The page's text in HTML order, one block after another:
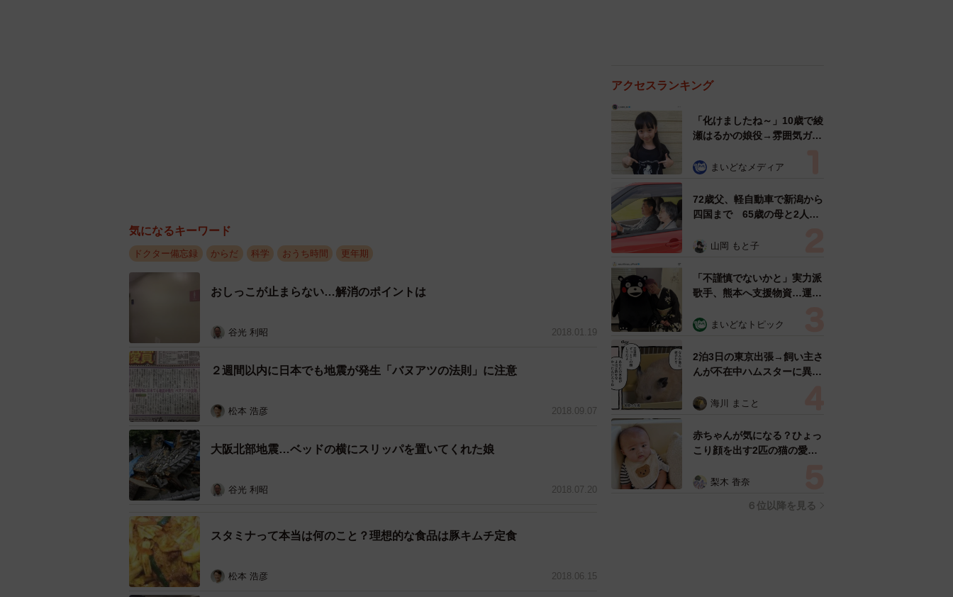
③ 飲酒後の入浴はNG
どを起こす危険性があります。
入浴前に血圧測定を
血圧が高くて体調が悪くても気付きにくいことがあります。
⑤
体調が悪い時は入浴NG
体調が悪かったり、疲れ過ぎていたりする時の入浴は避けましょう。
長湯は禁物
長湯や高温での入浴は「のぼせ」や「湯あたり」につながります。体が暖まりすぎて血管
が広がり、血圧が低下して体調不良が置きやすくなります。
⑦ 入浴前後には水分補給
入浴中には水分が失われがちです。入浴前と入後には水分補給をしましょう。
気になるキーワード
ドクター備忘録 からだ 科学 おうち時間 更年期
おしっこが止まらない…解消のポイントは
谷光 利昭 2018.01.19
２週間以内に日本でも地震が発生「バヌアツの法則」に注意
松本 浩彦 2018.09.07
大阪北部地震…ベッドの横にスリッパを置いてくれた娘
谷光 利昭 2018.07.20
スタミナって本当は何のこと？理想的な食品は豚キムチ定食
松本 浩彦 2018.06.15
アクセスランキング
「化けましたね～」10歳で綾
瀬はるかの娘役→雰囲気ガラ
雰囲気が」「宝塚に入れそ
まいどなメディア
72歳父、軽自動車で新潟から
四国まで 65歳の母と2人で
憩まで分刻み… 「大学生で
山岡 もと子
「不謹慎でないかと」実力派
歌手、熊本へ支援物資…運搬
めらい 「痛いほど伝わる」
まいどなトピック
2泊3日の東京出張→飼い主さ
んが不在中ハムスターに異
「急に老けた？」【漫画】
海川 まこと
赤ちゃんが気になる？ひょっ
こり顔を出す2匹の猫の愛ら
わいい構図あります？」「ベ
梨木 香奈
６位以降を見る